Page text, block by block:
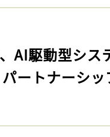
、AI駆動型シ
ートナーシ